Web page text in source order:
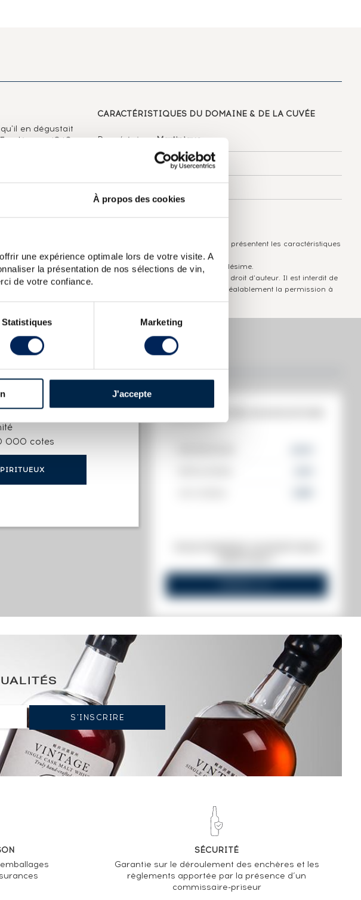
À propos des cookies
une expérience optimale lors de votre visite. A
la présentation de nos sélections de vin,
de votre confiance.
Statistiques Marketing
J'accepte
en dégustait
en 1842,
Dormoy que
toujours en
embouteillé en
La
CARACTÉRISTIQUES DU DOMAINE & DE LA CUVÉE
Pays/région : Martinique
La Favorite
Les informations publiées ci-dessus présentent les caractéristiques
actuelles du spiritueux concerné.
Elles ne sont pas spécifiques au millésime.
Attention, ce texte est protégé par un droit d'auteur. Il est interdit de
le copier sans en avoir demandé préalablement la permission à
l'auteur.
000 cotes
197
TENDANCE ACTUELLE DE LA COTE
TENDANCE À LA BAISSE
EN 2026 PAR RAPPORT À 2025
SÉCURITÉ
Garantie sur le déroulement des enchères et les
règlements apportée par la présence d’un
commissaire-priseur